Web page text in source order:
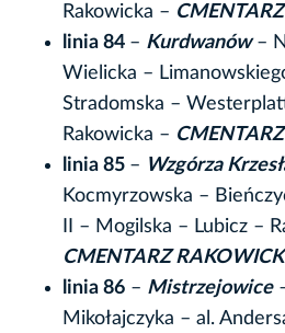
Rakowicka –
linia 84 – Kurdwanów–
Wielicka –
Stradomska –
Rakowicka –
linia 85 – Wzgórza
Kocmyrzowska –
II – Mogilska – Lubicz –
CMENTARZ
linia 86 – Mistrzejowice
Mikołajczyka – al.